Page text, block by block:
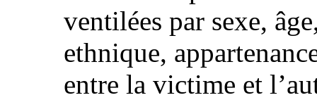
ventilées par sexe,
ethnique,
entre la victime et